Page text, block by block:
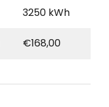
3250 kWh
€168,00